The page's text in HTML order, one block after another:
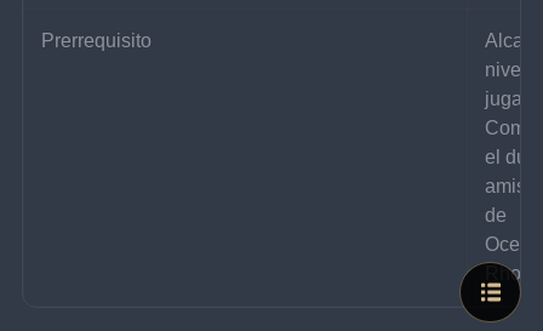
Prerrequisito
nivel
el
de